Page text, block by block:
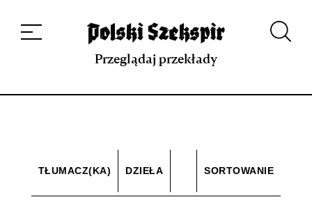
projekcie
Kontakt Indeks strony Aplikacja
Repozytorium XIX w.
Przeglądaj przekłady
TŁUMACZ(KA) DZIEŁA SORTOWANIE